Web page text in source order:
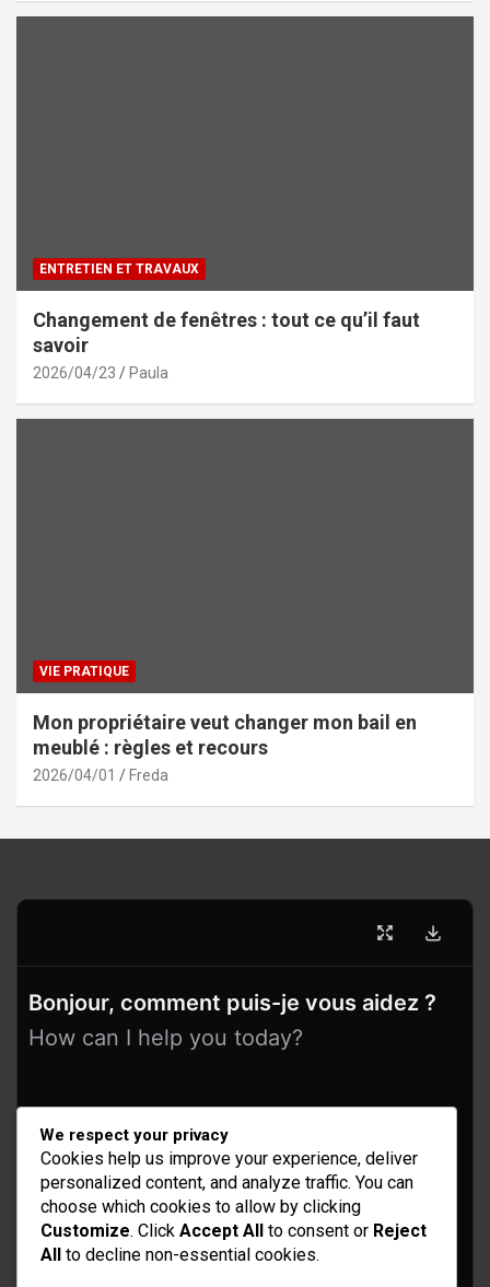
ENTRETIEN ET TRAVAUX
Changement de fenêtres : tout ce qu’il faut
savoir
2026/04/23 Paula
VIE PRATIQUE
Mon propriétaire veut changer mon bail en
meublé : règles et recours
2026/04/01 Freda
Bonjour, comment puis-je vous aidez ?
How can I help you today?
Idées d’aménagement et déco
We respect your privacy
Cookies help us improve your experience, deliver
personalized content, and analyze traffic. You can
choose which cookies to allow by clicking
Customize. Click Accept All to consent or Reject
All to decline non-essential cookies.